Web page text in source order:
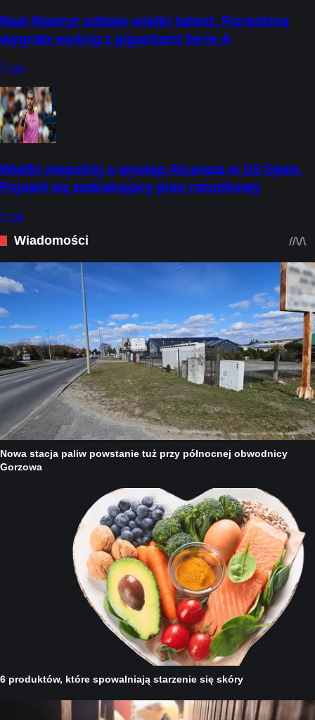
Real Madryt oddaje wielki talent. Fiorentina
wygrała wyścig z gigantami Serie A
7 sie
Wielki niepokój o występ Alcaraza w US Open.
Pojawił się zaskakujący plan ratunkowy
7 sie